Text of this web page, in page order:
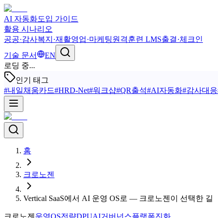
AI 자동화도입 가이드
활용 시나리오
공공·감사복지·재활영업·마케팅원격훈련 LMS출결·체크인
기술 문서
EN
로딩 중...
인기 태그
#내일채움카드#HRD-Net#워크샵#QR출석#AI자동화#감사대응
홈
크로노젠
Vertical SaaS에서 AI 운영 OS로 — 크로노젠이 선택한 길
크로노젠 운영OS전략DPUAI거버넌스플랫폼진화